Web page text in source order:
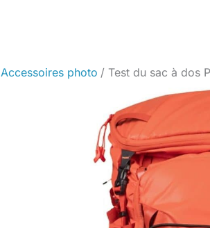
Accessoires photo Test du sac à dos